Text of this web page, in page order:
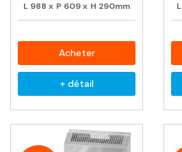
L 988 x P 609x H 290mm
Acheter
+ détail
L